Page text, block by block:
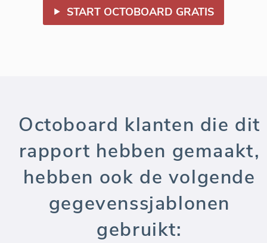
START OCTOBOARD GRATIS
Octoboard klanten die dit
rapport hebben gemaakt,
hebben ook de volgende
gegevenssjablonen
gebruikt: